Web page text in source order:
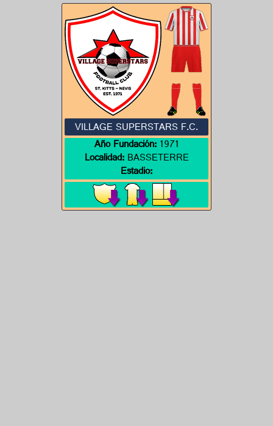
VILLAGE SUPERSTARS F.C.
Año Fundación:1971
Localidad:BASSETERRE
Estadio: